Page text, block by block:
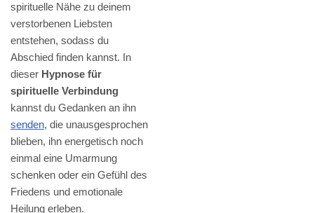
spirituelle Nähe zu deinem
verstorbenen Liebsten
entstehen, sodass du
Abschied finden kannst. In
dieser Hypnose für
spirituelle Verbindung
kannst du Gedanken an ihn
senden, die unausgesprochen
blieben, ihn energetisch noch
einmal eine Umarmung
schenken oder ein Gefühl des
Friedens und emotionale
Heilung erleben.